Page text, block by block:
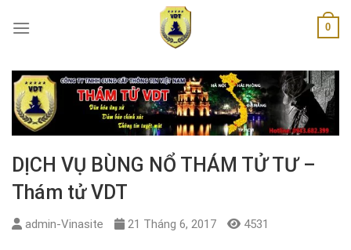
0
DỊCH VỤ BÙNG NỔ THÁM TỬ TƯ –
Thám tử VDT
admin-Vinasite 21 Tháng 6, 2017 4531